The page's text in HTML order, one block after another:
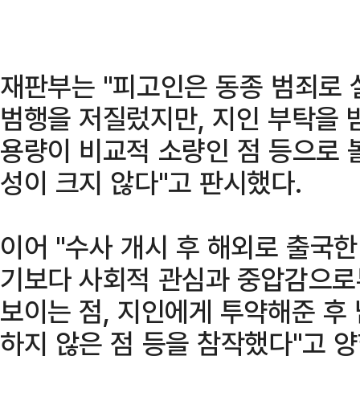
재판부는 "피고인은 동종 범죄로
범행을 저질렀지만, 지인 부탁을
용량이 비교적 소량인 점 등으로
성이 크지 않다"고 판시했다.
이어 "수사 개시 후 해외로 출국
기보다 사회적 관심과 중압감으
보이는 점, 지인에게 투약해준
하지 않은 점 등을 참작했다"고